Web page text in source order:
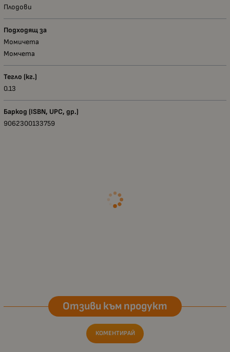
Плодови
Подходящ за
Момичета
Момчета
Тегло (кг.)
0.13
Баркод (ISBN, UPC, др.)
9062300133759
Отзиви към продукт
КОМЕНТИРАЙ